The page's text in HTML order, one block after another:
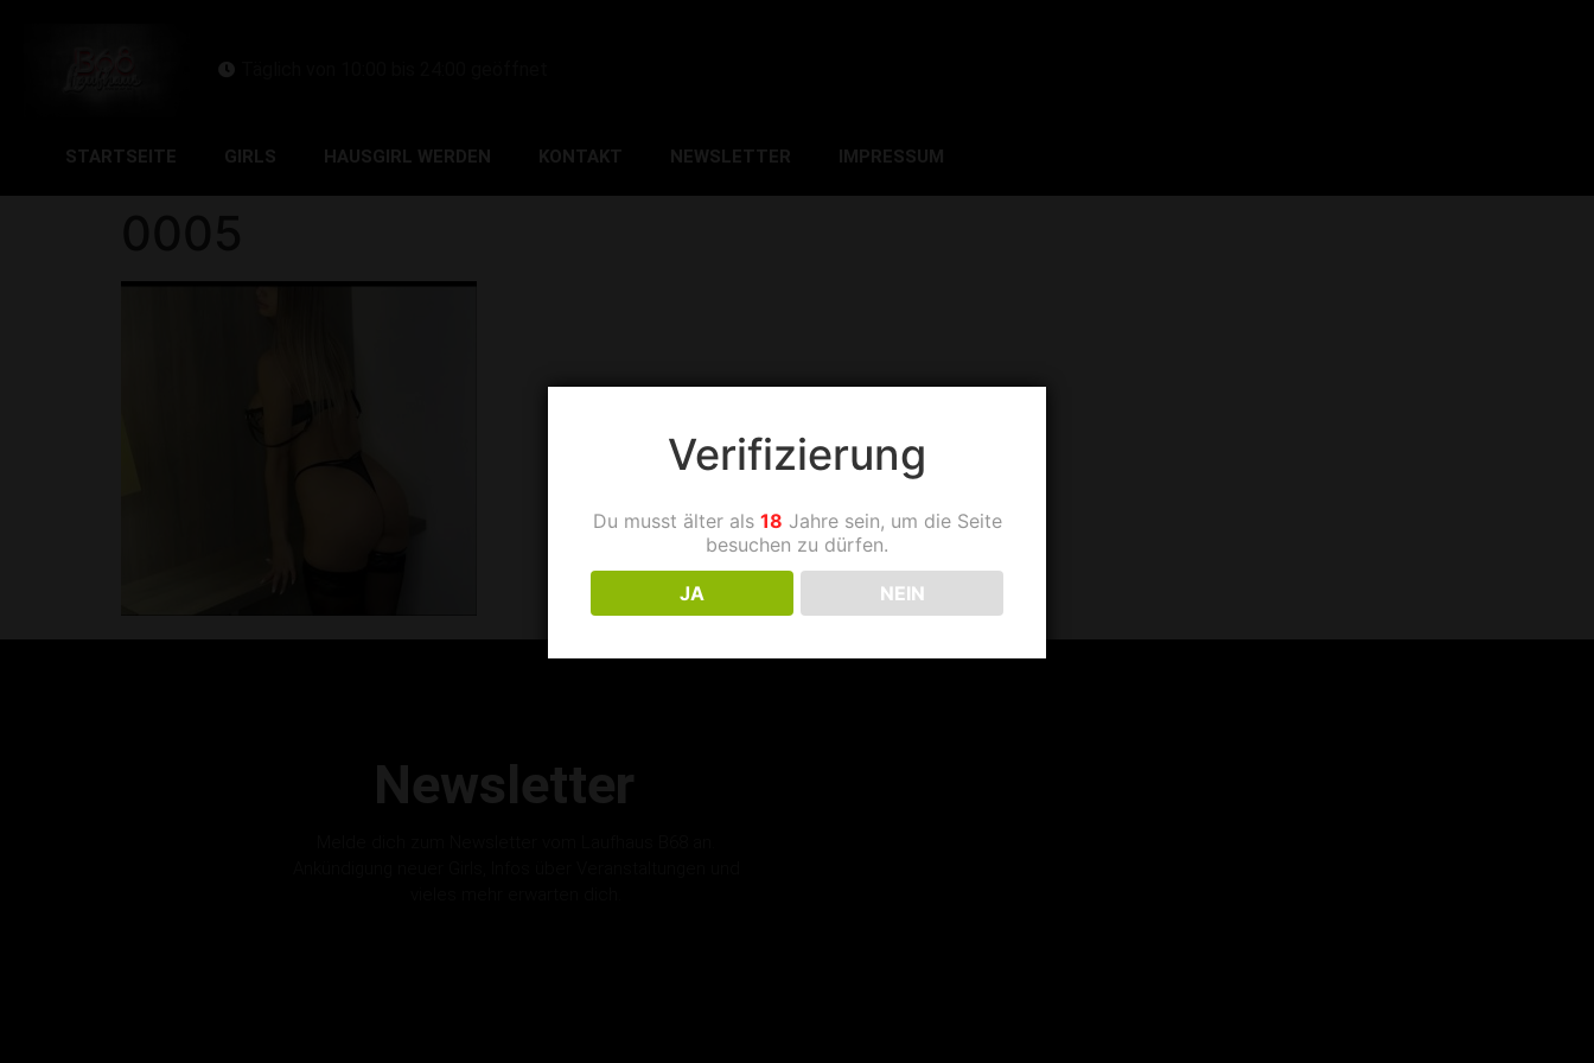
STARTSEITE GIRLS HAUSGIRL WERDEN KONTAKT NEWSLETTER IMPRESSUM
Newsletter
Verifizierung
Du musst älter als 18 Jahre sein, um die Seite
besuchen zu dürfen.
JA NEIN